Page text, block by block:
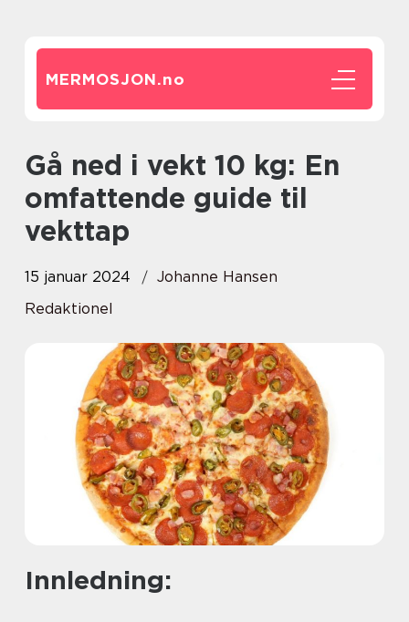
MERMOSJON.no
Gå ned i vekt 10 kg: En
omfattende guide til
vekttap
15 januar 2024
Johanne Hansen
Redaktionel
Innledning: